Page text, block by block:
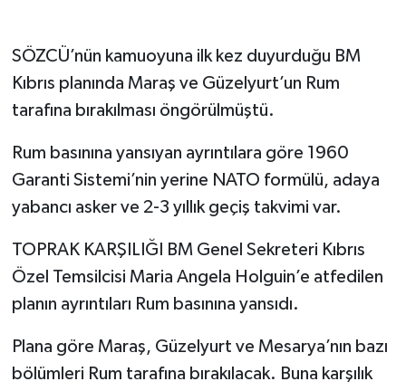
SÖZCÜ’nün kamuoyuna ilk kez duyurduğu BM
Kıbrıs planında Maraş ve Güzelyurt’un Rum
tarafına bırakılması öngörülmüştü.
Rum basınına yansıyan ayrıntılara göre 1960
Garanti Sistemi’nin yerine NATO formülü, adaya
yabancı asker ve 2-3 yıllık geçiş takvimi var.
TOPRAK KARŞILIĞI BM Genel Sekreteri Kıbrıs
Özel Temsilcisi Maria Angela Holguin’e atfedilen
planın ayrıntıları Rum basınına yansıdı.
Plana göre Maraş, Güzelyurt ve Mesarya’nın bazı
bölümleri Rum tarafına bırakılacak. Buna karşılık